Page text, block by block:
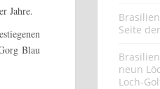
Jahre.
Blau
Seite
neun
Loch-